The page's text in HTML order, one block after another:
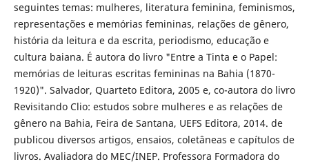
seguintes temas: mulheres, literatura feminina, feminismos,
representações e memórias femininas, relações de gênero,
história da leitura e da escrita, periodismo, educação e
cultura baiana. É autora do livro "Entre a Tinta e o Papel:
memórias de leituras escritas femininas na Bahia (1870-
1920)". Salvador, Quarteto Editora, 2005 e, co-autora do livro
Revisitando Clio: estudos sobre mulheres e as relações de
gênero na Bahia, Feira de Santana, UEFS Editora, 2014. de
publicou diversos artigos, ensaios, coletâneas e capítulos de
livros. Avaliadora do MEC/INEP. Professora Formadora do